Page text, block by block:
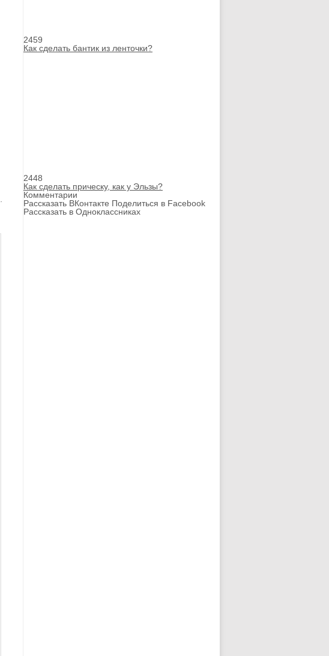
2459
Как сделать бантик из ленточки?
2448
Как сделать прическу, как у Эльзы?
Комментарии
Рассказать ВКонтакте Поделиться в Facebook
Рассказать в Одноклассниках